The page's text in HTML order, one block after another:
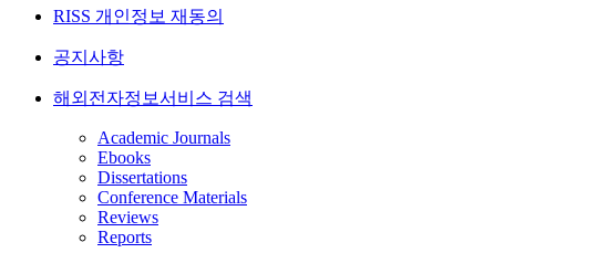
RISS 개인정보 재동의
공지사항
해외전자정보서비스 검색
Academic Journals
Ebooks
Dissertations
Conference Materials
Reviews
Reports